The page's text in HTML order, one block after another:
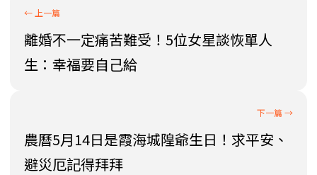
離婚不一定痛苦難受！5位女星談恢單人
生：幸福要自己給
農曆5月14日是霞海城隍爺生日！求平安、
避災厄記得拜拜